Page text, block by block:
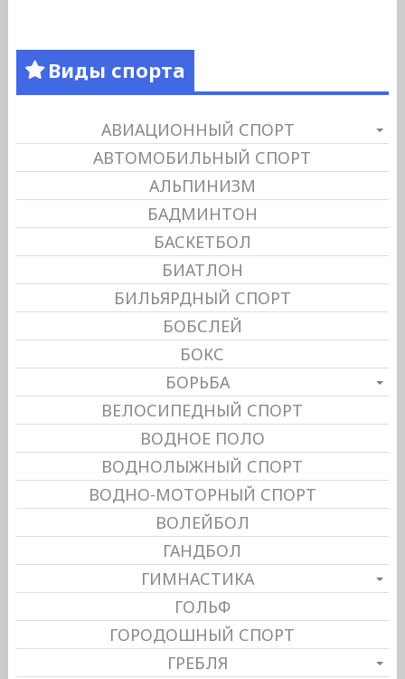
Виды спорта
АВИАЦИОННЫЙ СПОРТ
АВТОМОБИЛЬНЫЙ СПОРТ
АЛЬПИНИЗМ
БАДМИНТОН
БАСКЕТБОЛ
БИАТЛОН
БИЛЬЯРДНЫЙ СПОРТ
БОБСЛЕЙ
БОКС
БОРЬБА
ВЕЛОСИПЕДНЫЙ СПОРТ
ВОДНОЕ ПОЛО
ВОДНОЛЫЖНЫЙ СПОРТ
ВОДНО-МОТОРНЫЙ СПОРТ
ВОЛЕЙБОЛ
ГАНДБОЛ
ГИМНАСТИКА
ГОЛЬФ
ГОРОДОШНЫЙ СПОРТ
ГРЕБЛЯ